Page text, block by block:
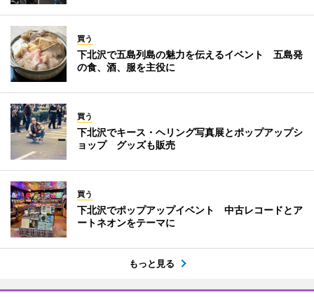
買う
下北沢で五島列島の魅力を伝えるイベント 五島発
の食、酒、服を主役に
買う
下北沢でキース・ヘリング写真展とポップアップシ
ョップ グッズも販売
買う
下北沢でポップアップイベント 中古レコードとア
ートネオンをテーマに
もっと見る